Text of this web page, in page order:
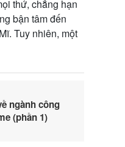
thứ, chẳng hạn
bận tâm đến
Tuy nhiên, một
ngành công
(phần 1)